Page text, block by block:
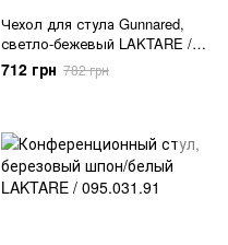
Чехол для стула Gunnared,
светло-бежевый LAKTARE /
005.279.93
712 грн 782 грн